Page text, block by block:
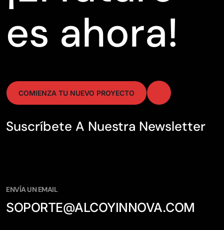
es ahora!
COMIENZA TU NUEVO PROYECTO
Suscríbete A Nuestra Newsletter
ENVÍA UN EMAIL
SOPORTE@ALCOYINNOVA.COM